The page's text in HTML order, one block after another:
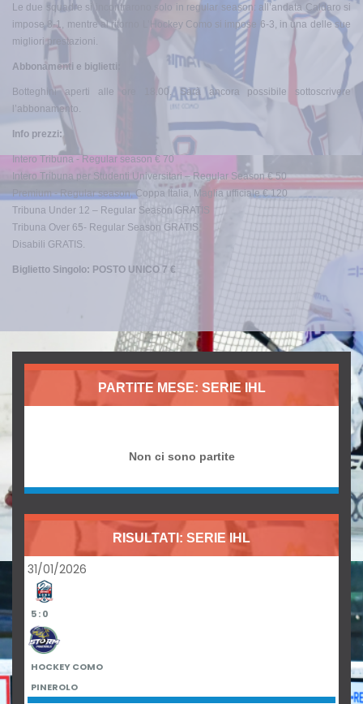
Le due squadre si incontrarono solo in regular season: all’andata Caldaro si
impose 8-1, mentre al ritorno L’Hockey Como si impose 6-3, in una delle sue
migliori prestazioni.
Abbonamenti e biglietti:
Botteghini aperti alle ore 18.00. Sarà ancora possibile sottoscrivere
l’abbonamento.
Info prezzi:
Intero Tribuna - Regular season € 70
Intero Tribuna per Studenti Universitari – Regular Season € 50
Premium - Regular season, Coppa Italia, Maglia ufficiale € 120
Tribuna Under 12 – Regular Season GRATIS
Tribuna Over 65- Regular Season GRATIS
Disabili GRATIS.
Biglietto Singolo: POSTO UNICO 7 €
PARTITE MESE: SERIE IHL
Non ci sono partite
RISULTATI: SERIE IHL
31/01/2026
5 : 0
HOCKEY COMO
PINEROLO